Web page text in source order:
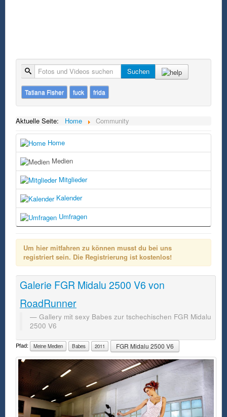
Suche Suchen
Tatiana Fisher fuck frida
Aktuelle Seite: Home Community
Home
Medien
Mitglieder
Kalender
Umfragen
Um hier mitfahren zu können musst du bei uns
registriert sein. Die Registrierung ist kostenlos!
Galerie FGR Midalu 2500 V6 von
RoadRunner
Gallery mit sexy Babes zur tschechischen FGR Midalu
2500 V6
Pfad: Meine Medien Babes 2011 FGR Midalu 2500 V6